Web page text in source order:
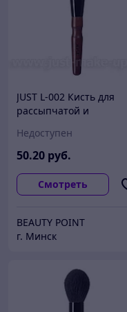
JUST L-002 Кисть для
рассыпчатой и
черной козы,синтетика)
Недоступен
50.20 руб.
Смотреть
BEAUTY POINT
г. Минск